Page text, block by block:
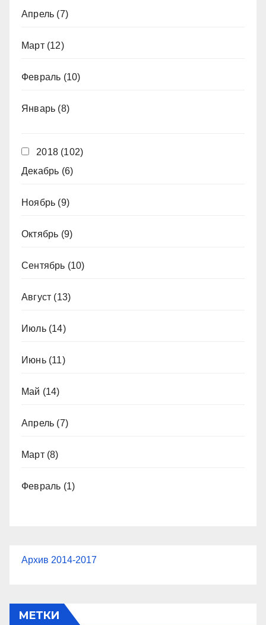
Апрель (7)
Март(12)
Февраль (10)
Январь (8)
2018 (102)
Декабрь (6)
Ноябрь (9)
Октябрь (9)
Сентябрь (10)
Август (13)
Июль(14)
Июнь(11)
Май (14)
Апрель (7)
Март(8)
Февраль (1)
Архив 2014-2017
МЕТКИ